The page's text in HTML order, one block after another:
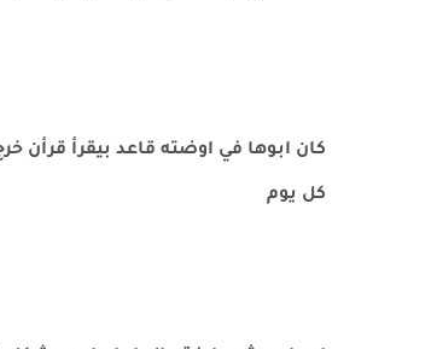
كان ابوها في اوضته قاعد بيقرأ
كل يوم